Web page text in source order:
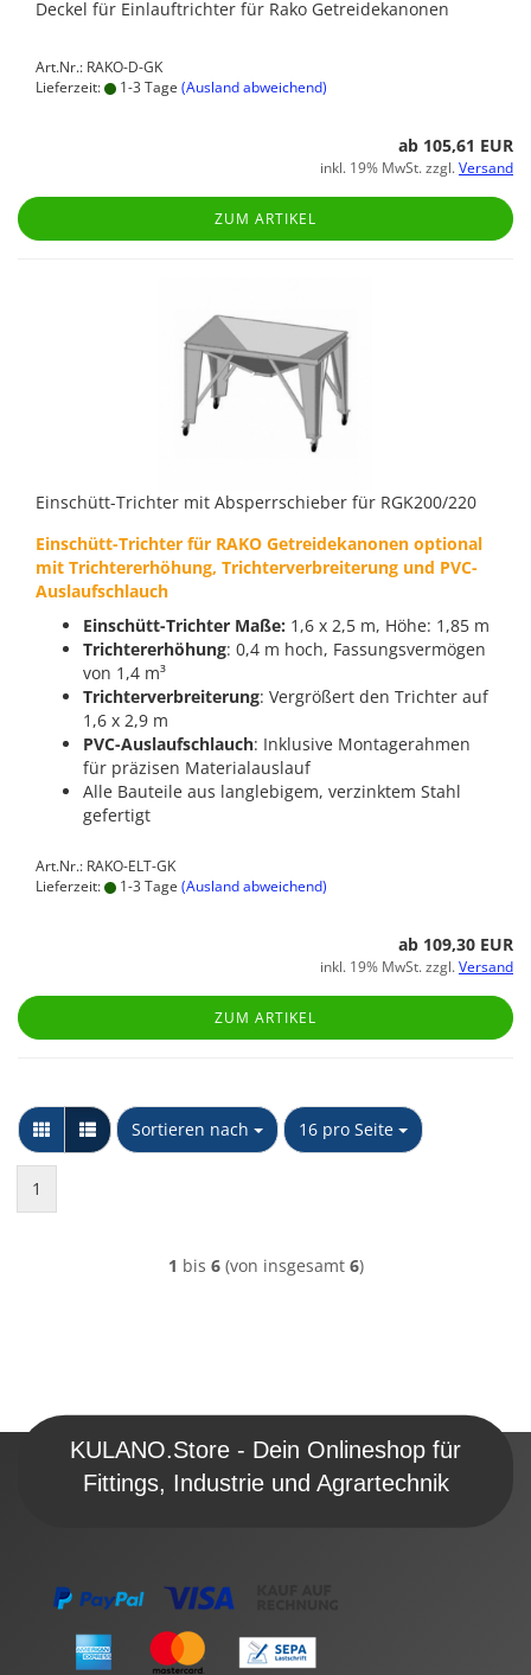
Deckel für Einlauftrichter für Rako Getreidekanonen
Art.Nr.: RAKO-D-GK
Lieferzeit:
1-3 Tage (Ausland abweichend)
ab 105,61 EUR
inkl. 19% MwSt. zzgl.Versand
ZUM ARTIKEL
Einschütt-Trichter mit Absperrschieber für RGK200/220
Einschütt-Trichter für RAKO Getreidekanonen optional
mit Trichtererhöhung, Trichterverbreiterung und PVC-
Auslaufschlauch
Einschütt-Trichter Maße: 1,6 x 2,5 m, Höhe: 1,85 m
Trichtererhöhung: 0,4 m hoch, Fassungsvermögen
von 1,4 m³
Trichterverbreiterung: Vergrößert den Trichter auf
1,6 x 2,9 m
PVC-Auslaufschlauch: Inklusive Montagerahmen
für präzisen Materialauslauf
Alle Bauteile aus langlebigem, verzinktem Stahl
gefertigt
Art.Nr.: RAKO-ELT-GK
Lieferzeit:
1-3 Tage (Ausland abweichend)
ab 109,30 EUR
inkl. 19% MwSt. zzgl.Versand
ZUM ARTIKEL
Sortieren nach
Sortieren nach 16 pro Seite
pro Seite
1
1 bis 6(von insgesamt 6)
KULANO.Store - Dein Onlineshop für
Fittings, Industrie und Agrartechnik